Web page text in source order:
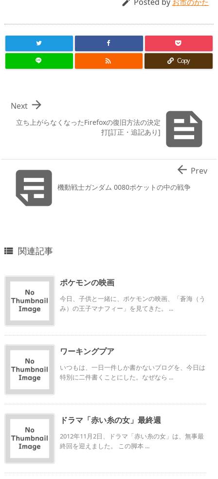

 Copy

立ち上がらなくなったFirefoxの復旧方法の決定
打[訂正・追記あり]

Next
機動戦士ガンダム 0080ポケットの中の戦争
 Prev
 関連記事
ポケモンの映画
今日、子供と一緒に、ポケモンの映画、「蒼海（う
み）の王子マナフィー」を見てきた。 ...
ワーキングプア
いつもは、一日一件しか書かないブログを、今日は
特別に二件書くことにした。なぜなら ...
ドラマ「赤い糸の女」最終週
2012年11月2日、ドラマ「赤い糸の女」は、無事最
終回を迎えました。 この脚本 ...